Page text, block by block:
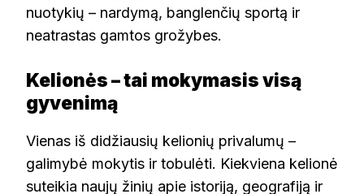
nuotykių – nardymą, banglenčių sportą ir
neatrastas gamtos grožybes.
Kelionės – tai mokymasis visą
gyvenimą
Vienas iš didžiausių kelionių privalumų –
galimybė mokytis ir tobulėti. Kiekviena kelionė
suteikia naujų žinių apie istoriją, geografiją ir